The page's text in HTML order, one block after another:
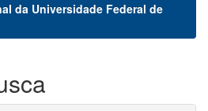
da Universidade Federal de